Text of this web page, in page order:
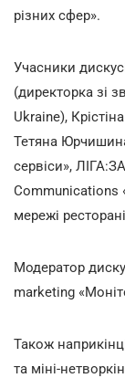
різних сфер».
Учасники
(директорка зі
Ukraine),
Тетяна
сервіси»,
Communications
мережі
Модератор
marketing
Також
та міні-